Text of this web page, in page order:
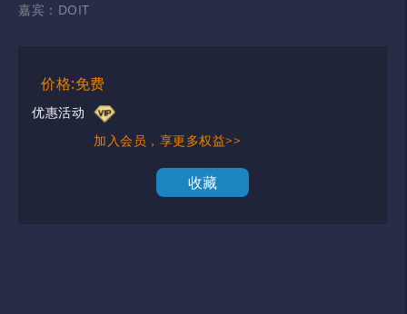
嘉宾： DOIT
价格:免费
优惠活动
加入会员，享更多权益>>
收藏